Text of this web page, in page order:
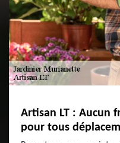
Artisan LT : Aucun
pour tous